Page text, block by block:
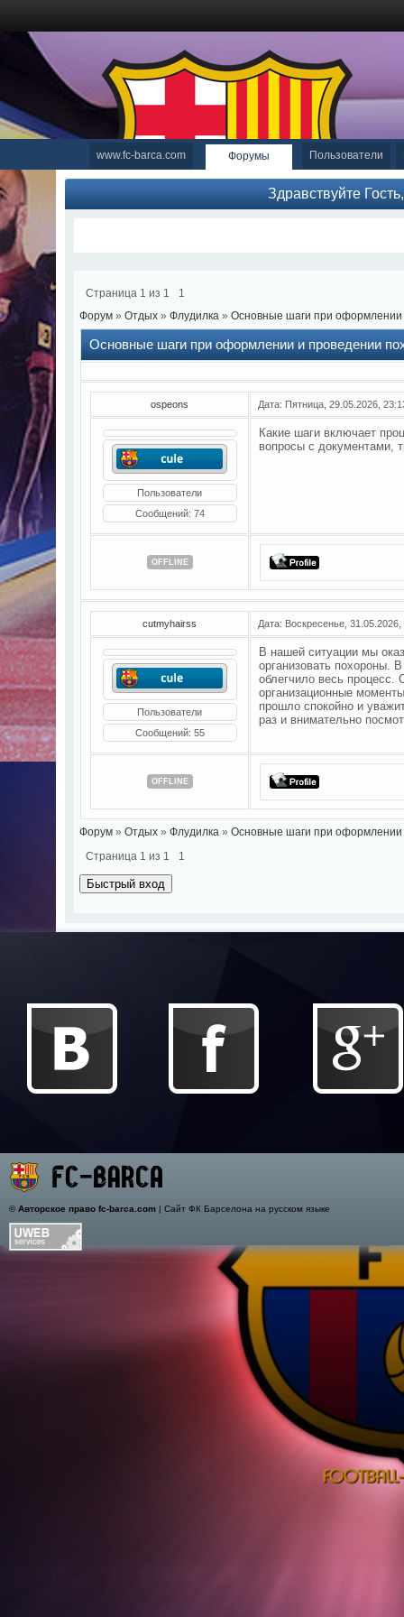
www.fc-barca.com Форумы Пользователи
Здравствуйте
Страница 1 из 1
1
Форум » Отдых » Флудилка » Основные шаги при оформлении
Основные шаги при оформлении и проведении
ospeons Дата: Пятница, 29.05.2026,
Пользователи
Сообщений: 74
Какие шаги включает
вопросы с документами,
OFFLINE
cutmyhairss Дата: Воскресенье,
Пользователи
Сообщений: 55
В нашей ситуации мы
организовать похороны.
облегчило весь
организационные
прошло спокойно и
раз и внимательно
OFFLINE
Форум » Отдых » Флудилка » Основные шаги при оформлении
Страница 1 из 1 1
©Авторское право fc-barca.com| Сайт ФК Барселона на русском языке